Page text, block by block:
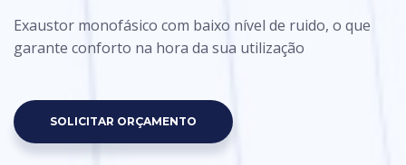
Exaustor monofásico com baixo nível de ruido, o que
garante conforto na hora da sua utilização
SOLICITAR ORÇAMENTO